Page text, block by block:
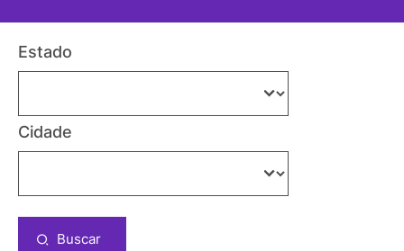
Estado
Cidade
Buscar